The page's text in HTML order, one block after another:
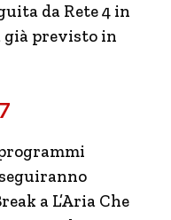
da Rete 4 in
già previsto in
a L’Aria Che